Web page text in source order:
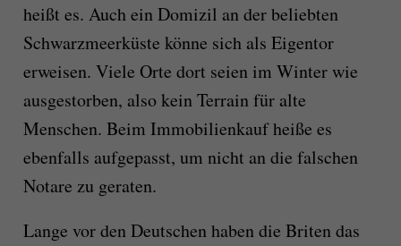
heißt es. Auch ein Domizil an der beliebten
Schwarzmeerküste könne sich als Eigentor
erweisen. Viele Orte dort seien im Winter wie
ausgestorben, also kein Terrain für alte
Menschen. Beim Immobilienkauf heiße es
ebenfalls aufgepasst, um nicht an die falschen
Notare zu geraten.
Lange vor den Deutschen haben die Briten das